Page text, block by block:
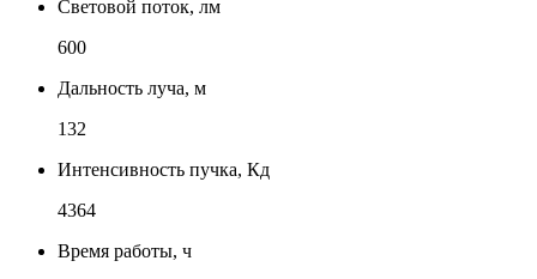
Световой поток, лм
600
Дальность луча, м
132
Интенсивность пучка, Кд
4364
Время работы, ч